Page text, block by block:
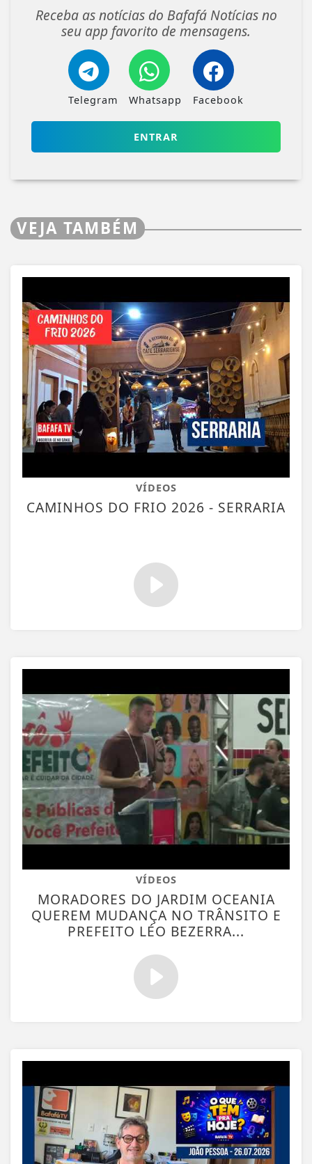
Receba as notícias do Bafafá Notícias no
seu app favorito de mensagens.
Telegram Whatsapp Facebook
ENTRAR
VEJA TAMBÉM
VÍDEOS
CAMINHOS DO FRIO 2026 - SERRARIA
VÍDEOS
MORADORES DO JARDIM OCEANIA
QUEREM MUDANÇA NO TRÂNSITO E
PREFEITO LÉO BEZERRA...